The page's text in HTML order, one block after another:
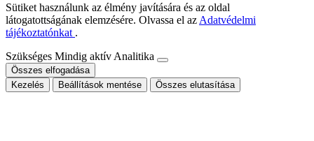
Sütiket használunk az élmény javítására és az oldal
látogatottságának elemzésére. Olvassa el az Adatvédelmi
tájékoztatónkat .
Szükséges Mindig aktív Analitika
Összes elfogadása
Kezelés
Beállítások mentése Összes elutasítása